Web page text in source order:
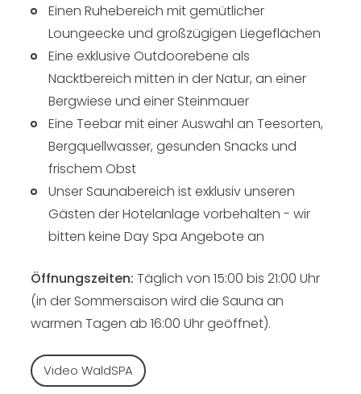
Einen Ruhebereich mit gemütlicher
Loungeecke und großzügigen Liegeflächen
Eine exklusive Outdoorebene als
Nacktbereich mitten in der Natur, an einer
Bergwiese und einer Steinmauer
Eine Teebar mit einer Auswahl an Teesorten,
Bergquellwasser, gesunden Snacks und
frischem Obst
Unser Saunabereich ist exklusiv unseren
Gästen der Hotelanlage vorbehalten - wir
bitten keine Day Spa Angebote an
Öffnungszeiten: Täglich von 15:00 bis 21:00 Uhr
(in der Sommersaison wird die Sauna an
warmen Tagen ab 16:00 Uhr geöffnet).
Video WaldSPA